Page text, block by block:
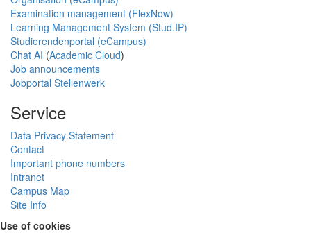
Examination management (FlexNow)
Learning Management System (Stud.IP)
Studierendenportal (eCampus)
Chat AI (Academic Cloud)
Job announcements
Jobportal Stellenwerk
Service
Data Privacy Statement
Contact
Important phone numbers
Intranet
Campus Map
Site Info
Use of cookies